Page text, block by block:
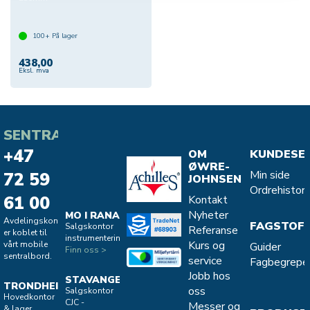
100+ På lager
438,00
Eksl. mva
SENTRALBORD
+47
72 59
61 00
Avdelingskontorene
er koblet til
vårt mobile
sentralbord.
TRONDHEIM
Hovedkontor
MO I RANA
Salgskontor
instrumentering
Finn oss >
STAVANGER
Salgskontor
CJC -
OM
ØWRE-
JOHNSEN
Kontakt
Nyheter
Referanse
Kurs og
service
Jobb hos
oss
Messer og
Min side
Guider